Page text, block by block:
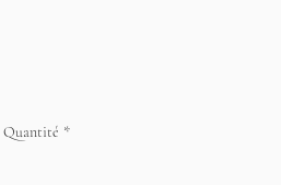
Quantité *